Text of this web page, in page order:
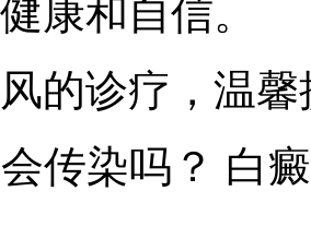
康和自信。
的诊疗，温
传染吗？ 白